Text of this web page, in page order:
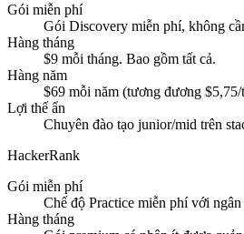
Gói miễn phí
Gói Discovery miễn phí, không
Hàng tháng
$9 mỗi tháng. Bao gồm tất cả.
Hàng năm
$69 mỗi năm (tương đương
Lợi thế ẩn
Chuyên đào tạo junior/mid trên
HackerRank
Gói miễn phí
Chế độ Practice miễn phí với
Hàng tháng